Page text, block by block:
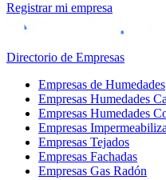
Registrar mi empresa
Directorio de Empresas
Empresas de Humedades
Empresas Humedades
Empresas Humedades
Empresas
Empresas Tejados
Empresas Fachadas
Empresas Gas Radón